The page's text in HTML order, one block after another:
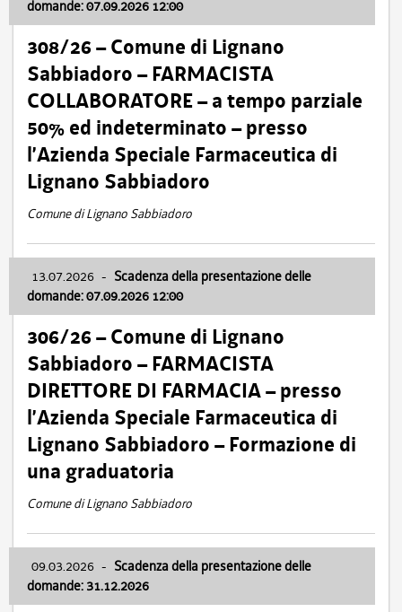
domande: 07.09.2026 12:00
308/26 – Comune di Lignano
Sabbiadoro – FARMACISTA
COLLABORATORE – a tempo parziale
50% ed indeterminato – presso
l’Azienda Speciale Farmaceutica di
Lignano Sabbiadoro
Comune di Lignano Sabbiadoro
13.07.2026 - Scadenza della presentazione delle
domande: 07.09.2026 12:00
306/26 – Comune di Lignano
Sabbiadoro – FARMACISTA
DIRETTORE DI FARMACIA – presso
l’Azienda Speciale Farmaceutica di
Lignano Sabbiadoro – Formazione di
una graduatoria
Comune di Lignano Sabbiadoro
09.03.2026 - Scadenza della presentazione delle
domande: 31.12.2026